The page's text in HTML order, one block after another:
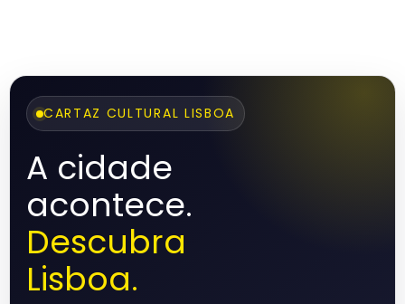
CARTAZ CULTURAL LISBOA
A cidade
acontece.
Descubra
Lisboa.